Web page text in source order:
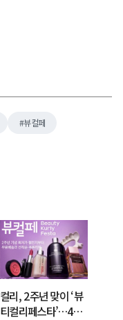
뷰컬페
컬리, 2주년 맞이 ‘뷰
티컬리페스타’…4일